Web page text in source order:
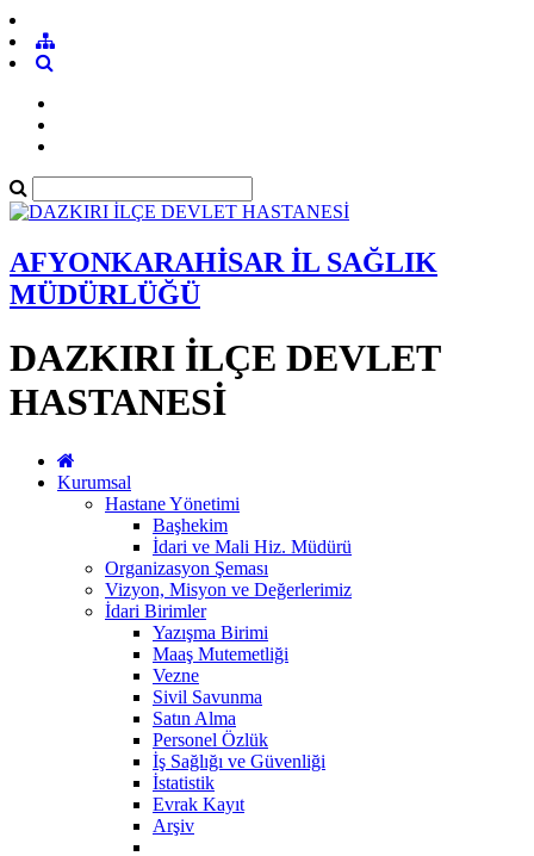
AFYONKARAHİSAR İL SAĞLIK
MÜDÜRLÜĞÜ
DAZKIRI İLÇE DEVLET
HASTANESİ
Kurumsal
Hastane Yönetimi
Başhekim
İdari ve Mali Hiz. Müdürü
Organizasyon Şeması
Vizyon, Misyon ve Değerlerimiz
İdari Birimler
Yazışma Birimi
Maaş Mutemetliği
Vezne
Sivil Savunma
Satın Alma
Personel Özlük
İş Sağlığı ve Güvenliği
İstatistik
Evrak Kayıt
Arşiv